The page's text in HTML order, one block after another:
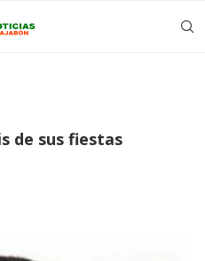
de sus fiestas